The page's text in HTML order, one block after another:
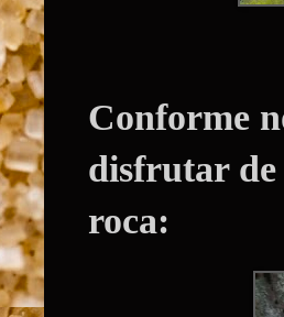
Conforme
disfrutar de
roca: